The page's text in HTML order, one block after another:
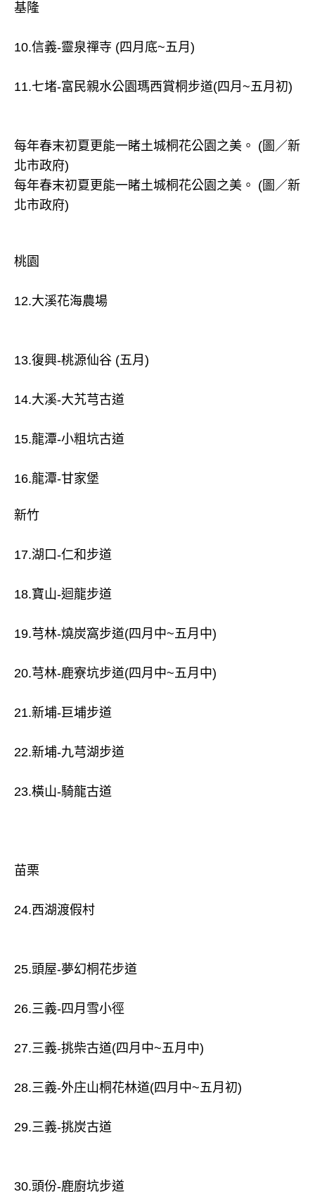
基隆
10.信義-靈泉禪寺 (四月底~五月)
11.七堵-富民親水公園瑪西賞桐步道(四月~五月初)
每年春末初夏更能一睹土城桐花公園之美。 (圖／新
北市政府)
每年春末初夏更能一睹土城桐花公園之美。 (圖／新
北市政府)
桃園
12.大溪花海農場
13.復興-桃源仙谷 (五月)
14.大溪-大艽芎古道
15.龍潭-小粗坑古道
16.龍潭-甘家堡
新竹
17.湖口-仁和步道
18.寶山-迴龍步道
19.芎林-燒炭窩步道(四月中~五月中)
20.芎林-鹿寮坑步道(四月中~五月中)
21.新埔-巨埔步道
22.新埔-九芎湖步道
23.橫山-騎龍古道
苗栗
24.西湖渡假村
25.頭屋-夢幻桐花步道
26.三義-四月雪小徑
27.三義-挑柴古道(四月中~五月中)
28.三義-外庄山桐花林道(四月中~五月初)
29.三義-挑炭古道
30.頭份-鹿廚坑步道